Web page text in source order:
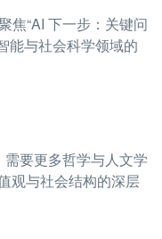
焦“AI 下一步：关键问
能与社会科学领域的
要更多哲学与人文学
观与社会结构的深层